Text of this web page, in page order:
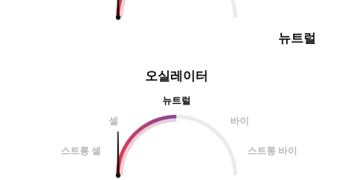
오실레이터
뉴트럴
셀
바이
스트롱 셀 스트롱 바이
뉴트럴